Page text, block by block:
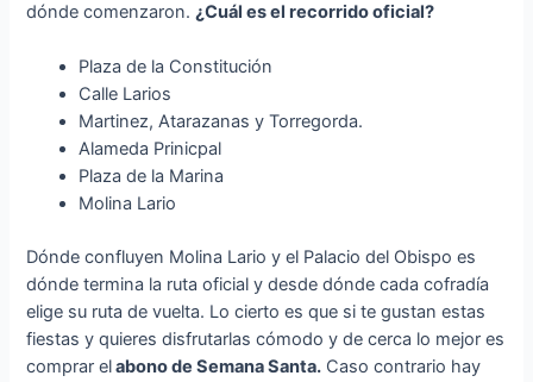
dónde comenzaron.¿Cuál es el recorrido oficial?
Plaza de la Constitución
Calle Larios
Martinez, Atarazanas y Torregorda.
Alameda Prinicpal
Plaza de la Marina
Molina Lario
Dónde confluyen Molina Lario y el Palacio del Obispo es
dónde termina la ruta oficial y desde dónde cada cofradía
elige su ruta de vuelta. Lo cierto es que si te gustan estas
fiestas y quieres disfrutarlas cómodo y de cerca lo mejor es
comprar elabono de Semana Santa. Caso contrario hay